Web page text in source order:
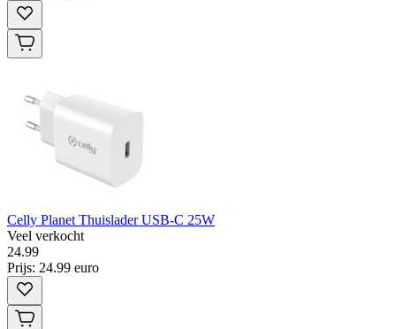
Celly Planet Thuislader USB-C 25W
Veel verkocht
24.99
Prijs: 24.99 euro